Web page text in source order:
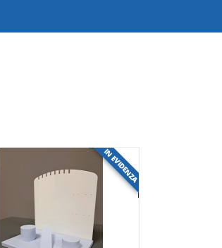
IN EVIDENZA